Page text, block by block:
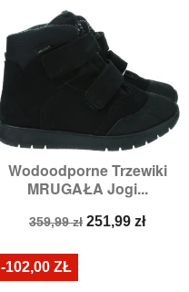
Wodoodporne Trzewiki
MRUGAŁA Jogi...
Cena
359,99 zł Cena
251,99 zł
-102,00 ZŁ